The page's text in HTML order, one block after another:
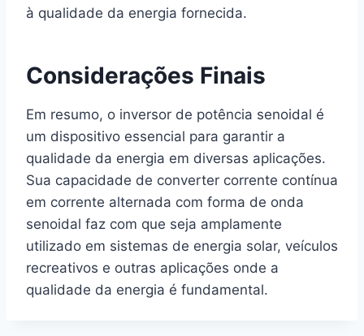
à qualidade da energia fornecida.
Considerações Finais
Em resumo, o inversor de potência senoidal é
um dispositivo essencial para garantir a
qualidade da energia em diversas aplicações.
Sua capacidade de converter corrente contínua
em corrente alternada com forma de onda
senoidal faz com que seja amplamente
utilizado em sistemas de energia solar, veículos
recreativos e outras aplicações onde a
qualidade da energia é fundamental.